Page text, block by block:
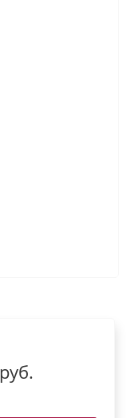
руб.